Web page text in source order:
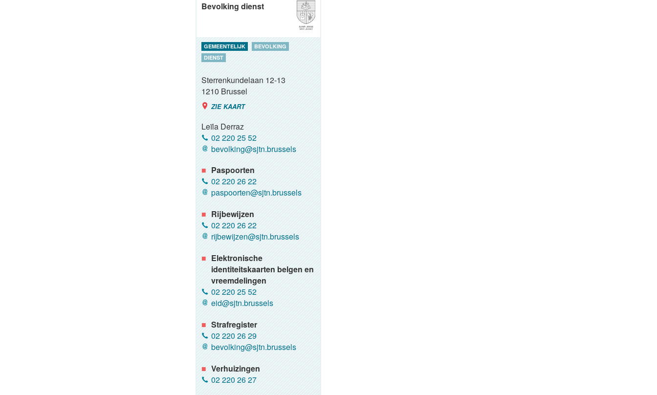
Bevolking dienst
GEMEENTELIJK
BEVOLKING
DIENST
Sterrenkundelaan 12-13
1210Brussel
ZIE KAART
Leïla Derraz
02 220 25 52
bevolking@sjtn.brussels
Paspoorten
02 220 26 22
paspoorten@sjtn.brussels
Rijbewijzen
02 220 26 22
rijbewijzen@sjtn.brussels
Elektronische
identiteitskaarten belgen en
vreemdelingen
02 220 25 52
eid@sjtn.brussels
Strafregister
02 220 26 29
bevolking@sjtn.brussels
Verhuizingen
02 220 26 27